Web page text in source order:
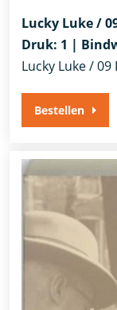
Lucky Luke /
Druk: 1 |
Lucky Luke /
Bestellen